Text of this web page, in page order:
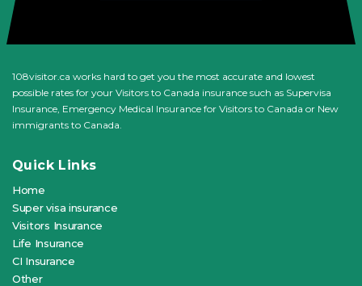
108visitor.ca works hard to get you the most accurate and lowest
possible rates for your Visitors to Canada insurance such as Supervisa
Insurance, Emergency Medical Insurance for Visitors to Canada or New
immigrants to Canada.
Quick Links
Home
Super visa insurance
Visitors Insurance
Life Insurance
CI Insurance
Other